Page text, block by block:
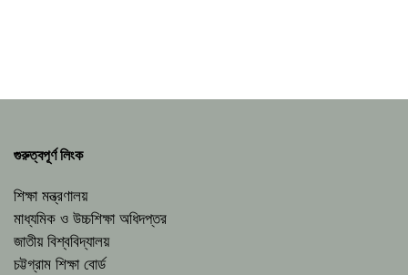
গুরুত্বপূর্ণ লিংক
শিক্ষা মন্ত্রণালয়
মাধ্যমিক ও উচ্চশিক্ষা অধিদপ্তর
জাতীয় বিশ্ববিদ্যালয়
চট্টগ্রাম শিক্ষা বোর্ড